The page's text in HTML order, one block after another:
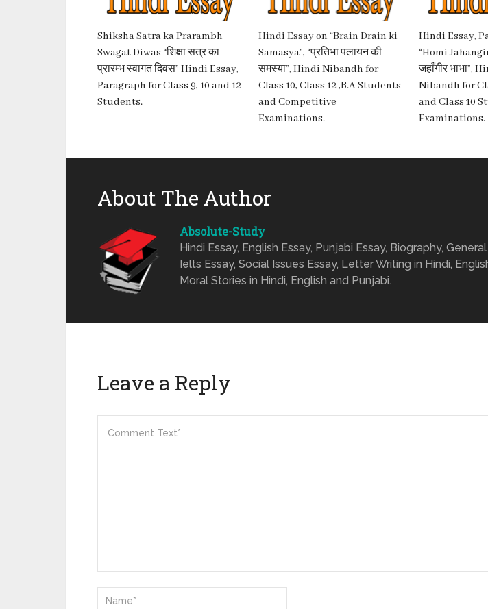
Shiksha Satra ka Prarambh
Swagat Diwas “शिक्षा सत्र का
प्रारम्भ स्वागत दिवस” Hindi Essay,
Paragraph for Class 9, 10 and 12
Students.
Hindi Essay on “Brain Drain ki
Samasya”, “प्रतिभा पलायन की
समस्या”, Hindi Nibandh for
Class 10, Class 12 ,B.A Students
and Competitive
Examinations.
Hindi Essay,
“Homi Jahangir
जहाँगीर भाभा”,
Nibandh for
and Class 10
Examinations.
About The Author
Absolute-Study
Hindi Essay, English Essay, Punjabi Essay, Biography,
Ielts Essay, Social Issues Essay, Letter Writing in Hindi,
Moral Stories in Hindi, English and Punjabi.
Leave a Reply